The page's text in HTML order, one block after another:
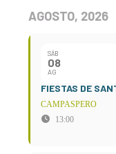
AGOSTO, 2026
SÁB
08
AG
FIESTAS DE
CAMPASPERO
13:00